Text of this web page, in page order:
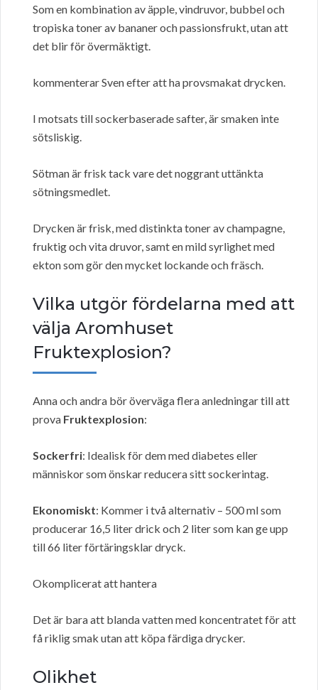
Som en kombination av äpple, vindruvor, bubbel och
tropiska toner av bananer och passionsfrukt, utan att
det blir för övermäktigt.
kommenterar Sven efter att ha provsmakat drycken.
I motsats till sockerbaserade safter, är smaken inte
sötsliskig.
Sötman är frisk tack vare det noggrant uttänkta
sötningsmedlet.
Drycken är frisk, med distinkta toner av champagne,
fruktig och vita druvor, samt en mild syrlighet med
ekton som gör den mycket lockande och fräsch.
Vilka utgör fördelarna med att
välja Aromhuset
Fruktexplosion?
Anna och andra bör överväga flera anledningar till att
prova Fruktexplosion:
Sockerfri: Idealisk för dem med diabetes eller
människor som önskar reducera sitt sockerintag.
Ekonomiskt: Kommer i två alternativ – 500 ml som
producerar 16,5 liter drick och 2 liter som kan ge upp
till 66 liter förtäringsklar dryck.
Okomplicerat att hantera
Det är bara att blanda vatten med koncentratet för att
få riklig smak utan att köpa färdiga drycker.
Olikhet